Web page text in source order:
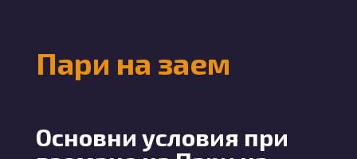
Пари на заем
Основни условия при